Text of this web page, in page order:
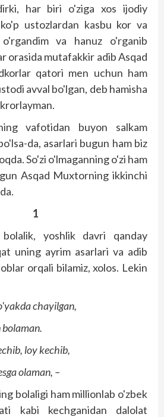
har biri o'ziga xos ijodiy
ustozlardan kasbu kor va
va hanuz o'rganib
orasida mutafakkir adib Asqad
qatori men uchun ham
avval bo'lgan, deb hamisha
vafotidan buyon salkam
da, asarlari bugun ham biz
So'zi o'lmaganning o'zi ham
Asqad Muxtorning ikkinchi
1
yoshlik davri qanday
uning ayrim asarlari va adib
orqali bilamiz, xolos. Lekin
chayilgan,
bolaman.
loy kechib,
olaman, –
bolaligi ham millionlab o'zbek
kabi kechganidan dalolat